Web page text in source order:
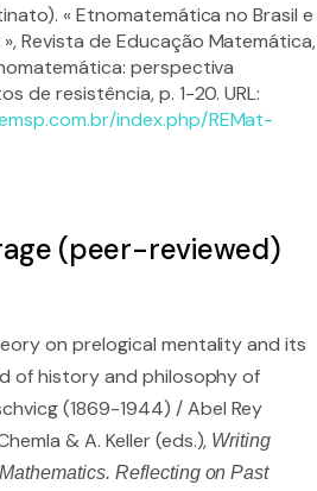
« Etnomatemática no Brasil e
Revista de Educação Matemática,
perspectiva
de resistência, p. 1-20. URL:
index.php/REMat-
(peer-reviewed)
on prelogical mentality and its
of history and philosophy of
(1869-1944) / Abel Rey
& A. Keller (eds.), Writing
Reflecting on Past